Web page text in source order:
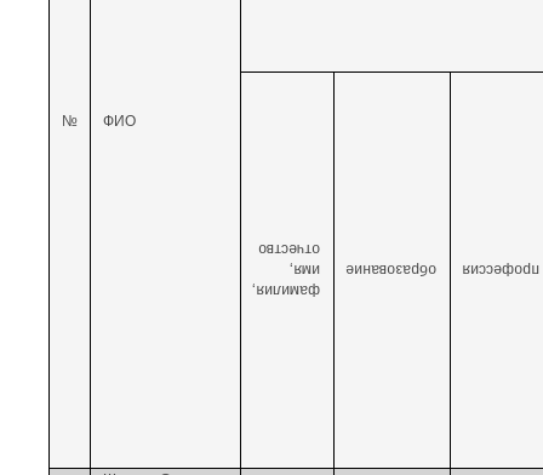
№ ФИО
фамилия,
имя,
отчество
образование
профессия